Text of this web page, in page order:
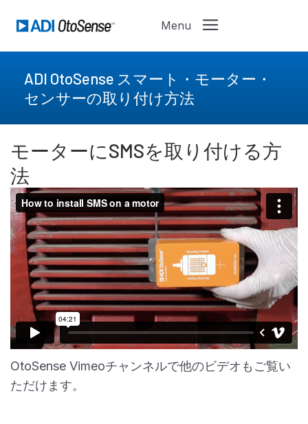
ADI OtoSense スマート・モーター・
センサーの取り付け方法
モーターにSMSを取り付ける方
法
OtoSense Vimeoチャンネルで他のビデオもご覧い
ただけます。